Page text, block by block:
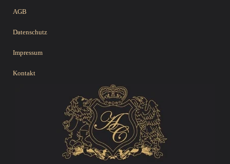
AGB
Datenschutz
Impressum
Kontakt